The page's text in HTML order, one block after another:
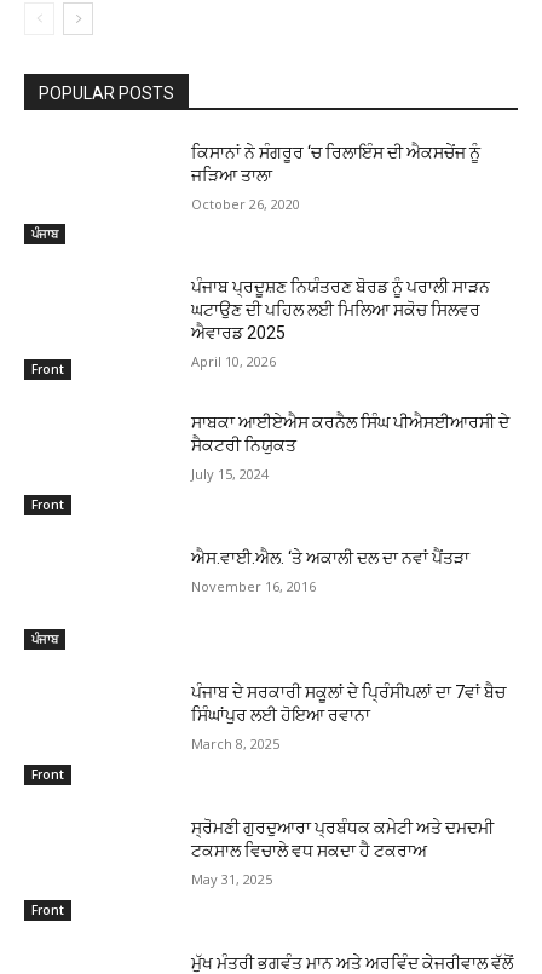
POPULAR POSTS
ਪੰਜਾਬ
ਕਿਸਾਨਾਂ ਨੇ ਸੰਗਰੂਰ ‘ਚ ਰਿਲਾਇੰਸ ਦੀ ਐਕਸਚੇਂਜ ਨੂੰ
ਜੜਿਆ ਤਾਲਾ
October 26, 2020
Front
ਪੰਜਾਬ ਪ੍ਰਦੂਸ਼ਣ ਨਿਯੰਤਰਣ ਬੋਰਡ ਨੂੰ ਪਰਾਲੀ ਸਾੜਨ
ਘਟਾਉਣ ਦੀ ਪਹਿਲ ਲਈ ਮਿਲਿਆ ਸਕੋਚ ਸਿਲਵਰ
ਐਵਾਰਡ 2025
April 10, 2026
Front
ਸਾਬਕਾ ਆਈਏਐਸ ਕਰਨੈਲ ਸਿੰਘ ਪੀਐਸਈਆਰਸੀ ਦੇ
ਸੈਕਟਰੀ ਨਿਯੁਕਤ
July 15, 2024
ਪੰਜਾਬ
ਐਸ.ਵਾਈ.ਐਲ. ‘ਤੇ ਅਕਾਲੀ ਦਲ ਦਾ ਨਵਾਂ ਪੈਂਤੜਾ
November 16, 2016
Front
ਪੰਜਾਬ ਦੇ ਸਰਕਾਰੀ ਸਕੂਲਾਂ ਦੇ ਪਿ੍ਰੰਸੀਪਲਾਂ ਦਾ 7ਵਾਂ ਬੈਚ
ਸਿੰਘਾਂਪੁਰ ਲਈ ਹੋਇਆ ਰਵਾਨਾ
March 8, 2025
Front
ਸ੍ਰੋਮਣੀ ਗੁਰਦੁਆਰਾ ਪ੍ਰਬੰਧਕ ਕਮੇਟੀ ਅਤੇ ਦਮਦਮੀ
ਟਕਸਾਲ ਵਿਚਾਲੇ ਵਧ ਸਕਦਾ ਹੈ ਟਕਰਾਅ
May 31, 2025
ਮੁੱਖ ਮੰਤਰੀ ਭਗਵੰਤ ਮਾਨ ਅਤੇ ਅਰਵਿੰਦ ਕੇਜਰੀਵਾਲ ਵੱਲੋਂ